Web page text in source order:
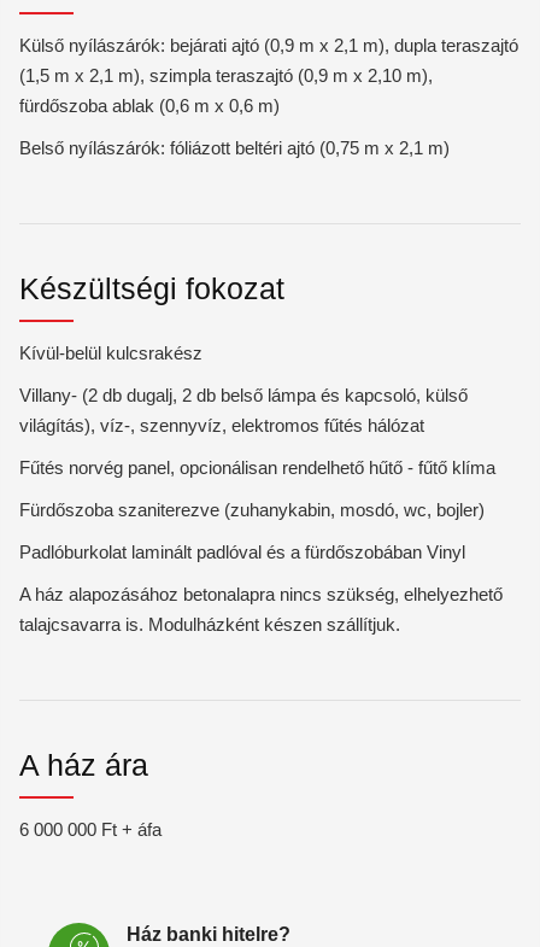
Külső nyílászárók: bejárati ajtó (0,9 m x 2,1 m), dupla teraszajtó
(1,5 m x 2,1 m), szimpla teraszajtó (0,9 m x 2,10 m),
fürdőszoba ablak (0,6 m x 0,6 m)
Belső nyílászárók: fóliázott beltéri ajtó (0,75 m x 2,1 m)
Készültségi fokozat
Kívül-belül kulcsrakész
Villany- (2 db dugalj, 2 db belső lámpa és kapcsoló, külső
világítás), víz-, szennyvíz, elektromos fűtés hálózat
Fűtés norvég panel, opcionálisan rendelhető hűtő - fűtő klíma
Fürdőszoba szaniterezve (zuhanykabin, mosdó, wc, bojler)
Padlóburkolat laminált padlóval és a fürdőszobában Vinyl
A ház alapozásához betonalapra nincs szükség, elhelyezhető
talajcsavarra is. Modulházként készen szállítjuk.
A ház ára
6 000 000 Ft + áfa
Ház banki hitelre?